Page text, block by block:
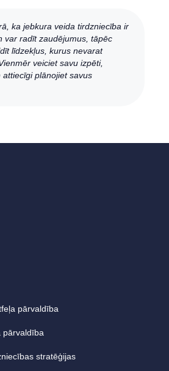
ka jebkura veida tirdzniecība ir
var radīt zaudējumus, tāpēc
līdzekļus, kurus nevarat
veiciet savu izpēti,
plānojiet savus
pārvaldība
pārvaldība
stratēģijas